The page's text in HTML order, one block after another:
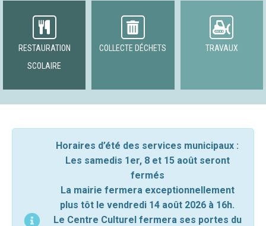
RESTAURATION
SCOLAIRE
COLLECTE DÉCHETS TRAVAUX
Horaires d’été des services municipaux :
Les samedis 1er, 8 et 15 août seront
fermés
La mairie fermera exceptionnellement
plus tôt le vendredi 14 août 2026 à 16h.
Le Centre Culturel fermera ses portes du